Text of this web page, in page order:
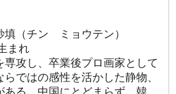
（チン ミョウテン）
まれ
専攻し、卒業後プロ画家として
ではの感性を活かした静物、